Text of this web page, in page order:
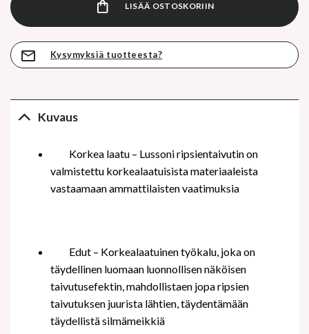
LISÄÄ OSTOSKORIIN
Kysymyksiä tuotteesta?
Kuvaus
Korkea laatu – Lussoniripsientaivutinon
valmistettu korkealaatuisista materiaaleista
vastaamaan ammattilaisten vaatimuksia
Edut – Korkealaatuinen työkalu, joka on
täydellinen luomaan luonnollisen näköisen
taivutusefektin, mahdollistaen jopa ripsien
taivutuksen juurista lähtien, täydentämään
täydellistä silmämeikkiä